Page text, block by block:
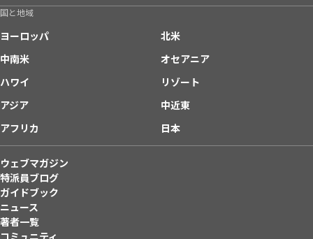
国と地域
ヨーロッパ
北米
中南米
オセアニア
ハワイ
リゾート
アジア
中近東
アフリカ
日本
ウェブマガジン
特派員ブログ
ガイドブック
ニュース
著者一覧
コミュニティ